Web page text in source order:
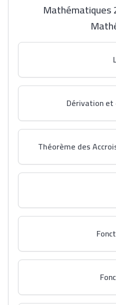
Mathématiques
Dérivation
Théorème des